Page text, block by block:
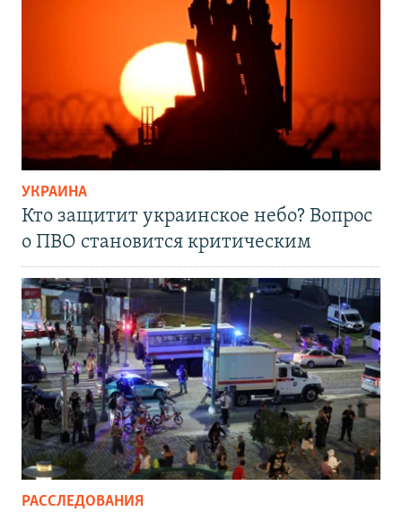
УКРАИНА
Кто защитит украинское небо? Вопрос
о ПВО становится критическим
РАССЛЕДОВАНИЯ